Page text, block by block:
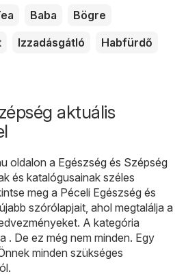
Baba
Bögre
Izzadásgátló
Habfürdő
aktuális
oldalon a Egészség és Szépség
és katalógusainak széles
meg a Péceli Egészség és
szórólapjait, ahol megtalálja a
A kategória
. De ez még nem minden. Egy
minden szükséges